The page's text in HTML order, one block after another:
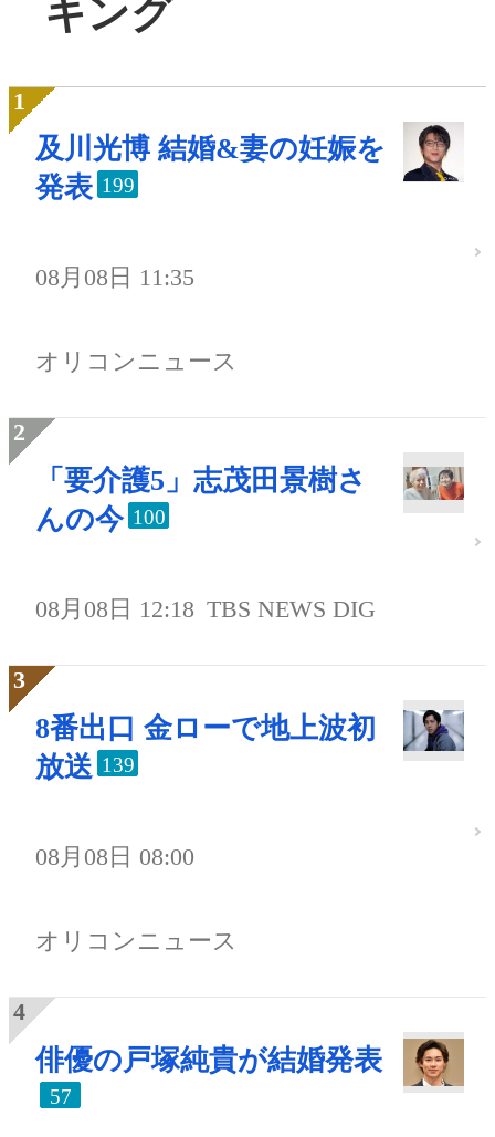
キング
及川光博 結婚&妻の妊娠を
発表 199
08月08日 11:35
オリコンニュース
「要介護5」志茂田景樹さ
んの今 100
08月08日 12:18 TBS NEWS DIG
8番出口 金ローで地上波初
放送 139
08月08日 08:00
オリコンニュース
俳優の戸塚純貴が結婚発表
57